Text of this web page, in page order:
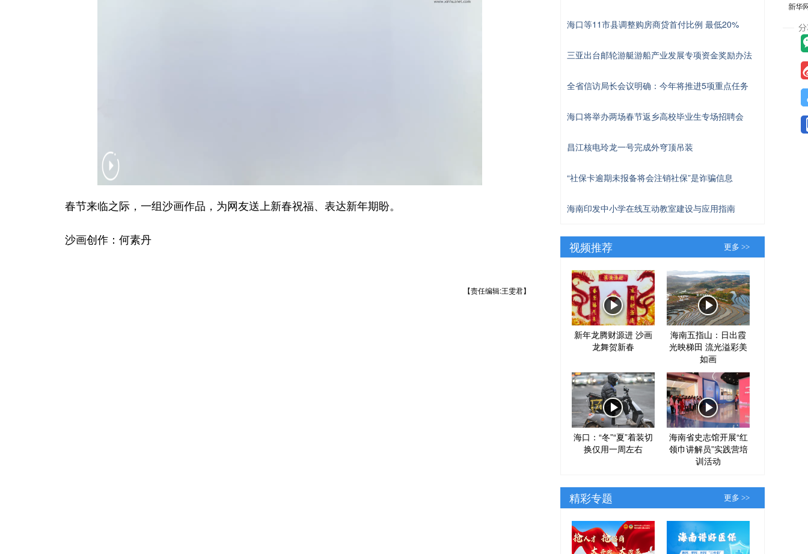
春节来临之际，一组沙画作品，为网友送上新春祝福、表达新年期盼。
沙画创作：何素丹
【责任编辑:王雯君】
海口等11市县调整购房商贷首付比例 最低20%
三亚出台邮轮游艇游船产业发展专项资金奖励办法
全省信访局长会议明确：今年将推进5项重点任务
海口将举办两场春节返乡高校毕业生专场招聘会
昌江核电玲龙一号完成外穹顶吊装
“社保卡逾期未报备将会注销社保”是诈骗信息
海南印发中小学在线互动教室建设与应用指南
视频推荐 更多 >>
新年龙腾财源进 沙画
龙舞贺新春
海南五指山：日出霞
光映梯田 流光溢彩美
如画
海口：“冬”“夏”着装切
换仅用一周左右
海南省史志馆开展“红
领巾讲解员”实践营培
训活动
精彩专题 更多 >>